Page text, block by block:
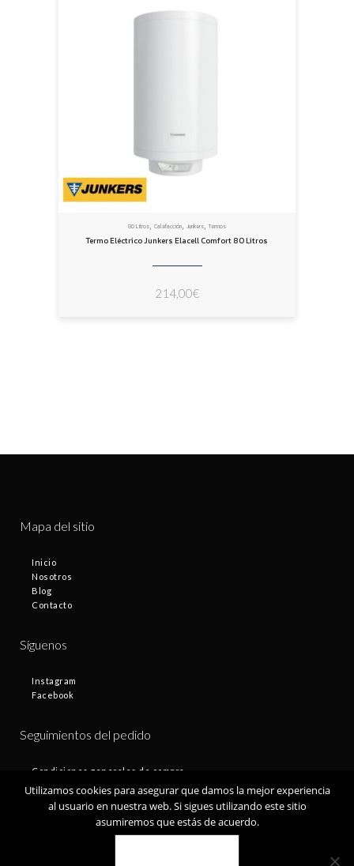
80 Litros, Calefacción, Junkers, Termos
Termo Eléctrico Junkers Elacell Comfort 80 Litros
214,00€
Mapa del sitio
Inicio
Nosotros
Blog
Contacto
Síguenos
Instagram
Facebook
Seguimientos del pedido
Condiciones generales de compra
Plazos de entrega
Política de privacidad
Política de cookies
Utilizamos cookies para asegurar que damos la mejor experiencia
al usuario en nuestra web. Si sigues utilizando este sitio
asumiremos que estás de acuerdo.